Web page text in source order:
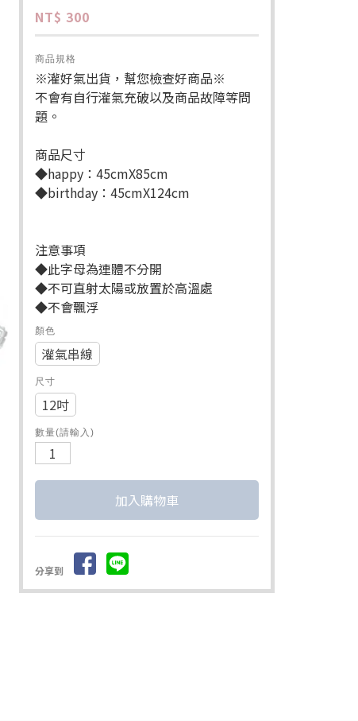
NT$ 300
商品規格
※灌好氣出貨，幫您檢查好商品※
不會有自行灌氣充破以及商品故障等問
題。
商品尺寸
◆happy：45cmX85cm
◆birthday：45cmX124cm
注意事項
◆此字母為連體不分開
◆不可直射太陽或放置於高溫處
◆不會飄浮
顏色
灌氣串線
尺寸
12吋
數量(請輸入)
分享到